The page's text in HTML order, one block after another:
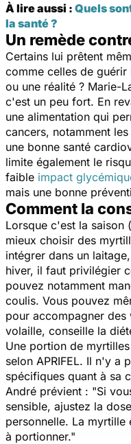
À lire aussi : Quels
la santé ?
Un remède
Certains lui prêtent
comme celles de
ou une réalité ? Marie-
c'est un peu fort. En
une alimentation qui
cancers, notamment
une bonne santé
limite également le
faible impact
mais une bonne
Comment la
Lorsque c'est la saison
mieux choisir des
intégrer dans un
hiver, il faut privilégier
pouvez notamment
coulis. Vous pouvez
pour accompagner des
volaille, conseille la
Une portion de
selon APRIFEL. Il n'y a
spécifiques quant à sa
André prévient : "Si
sensible, ajustez la
personnelle. La
à portionner."